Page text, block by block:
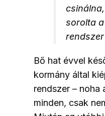
sorolta
Bő hat évvel
kormány által
rendszer –
minden, csak